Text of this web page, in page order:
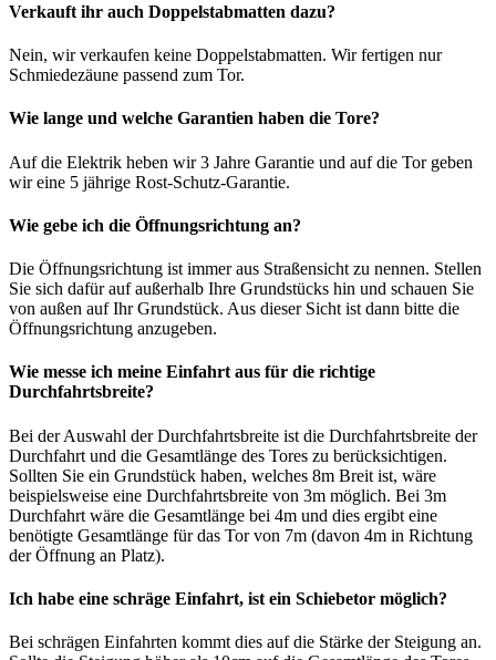
Verkauft ihr auch Doppelstabmatten dazu?
Nein, wir verkaufen keine Doppelstabmatten. Wir fertigen nur
Schmiedezäune passend zum Tor.
Wie lange und welche Garantien haben die Tore?
Auf die Elektrik heben wir 3 Jahre Garantie und auf die Tor geben
wir eine 5 jährige Rost-Schutz-Garantie.
Wie gebe ich die Öffnungsrichtung an?
Die Öffnungsrichtung ist immer aus Straßensicht zu nennen. Stellen
Sie sich dafür auf außerhalb Ihre Grundstücks hin und schauen Sie
von außen auf Ihr Grundstück. Aus dieser Sicht ist dann bitte die
Öffnungsrichtung anzugeben.
Wie messe ich meine Einfahrt aus für die richtige
Durchfahrtsbreite?
Bei der Auswahl der Durchfahrtsbreite ist die Durchfahrtsbreite der
Durchfahrt und die Gesamtlänge des Tores zu berücksichtigen.
Sollten Sie ein Grundstück haben, welches 8m Breit ist, wäre
beispielsweise eine Durchfahrtsbreite von 3m möglich. Bei 3m
Durchfahrt wäre die Gesamtlänge bei 4m und dies ergibt eine
benötigte Gesamtlänge für das Tor von 7m (davon 4m in Richtung
der Öffnung an Platz).
Ich habe eine schräge Einfahrt, ist ein Schiebetor möglich?
Bei schrägen Einfahrten kommt dies auf die Stärke der Steigung an.